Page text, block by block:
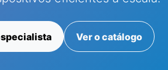
Ver o catálogo